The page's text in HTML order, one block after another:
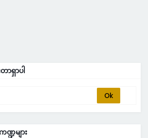
ာရှာပါ
ဏ္ဍများ